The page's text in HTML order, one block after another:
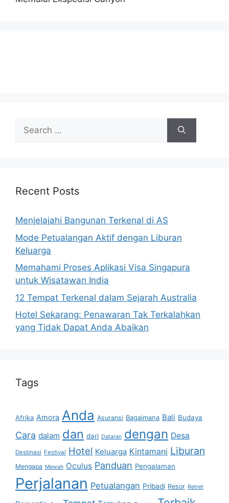
Search
for:
Recent Posts
Menjelajahi Bangunan Terkenal di AS
Mode Petualangan Aktif dengan Liburan
Keluarga
Memahami Proses Aplikasi Visa Singapura
untuk Wisatawan India
12 Tempat Terkenal dalam Sejarah Australia
Hotel Sekarang: Penawaran Tak Terkalahkan
yang Tidak Dapat Anda Abaikan
Tags
Afrika Amora Anda Asuransi Bagaimana Bali Budaya
Cara dalam dan dari Dataran dengan Desa
Destinasi Festival Hotel Keluarga Kintamani Liburan
Mengapa Mewah Oculus Panduan Pengalaman
Perjalanan Petualangan Pribadi Resor Retret